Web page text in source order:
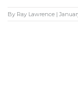
By Ray Lawrence |